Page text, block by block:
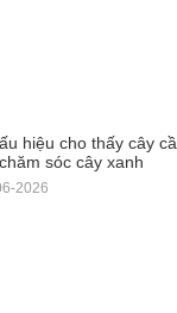
hiệu cho thấy cây
sóc cây xanh
2026